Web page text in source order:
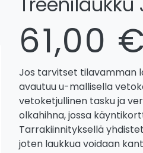
61,00 €
Jos tarvitset tilavamman
avautuu u-mallisella
vetoketjullinen tasku ja
olkahihna, jossa
Tarrakiinnityksellä
joten laukkua voidaan